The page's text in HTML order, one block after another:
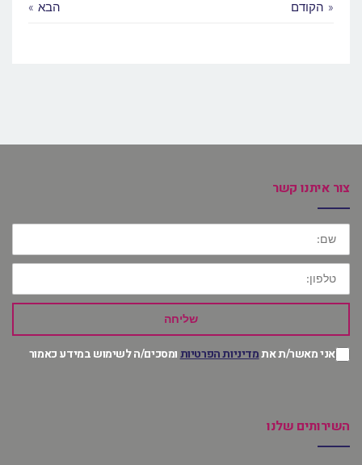
« הקודם הבא »
צור איתנו קשר
שם:
טלפון:
שליחה
אני מאשר/ת אתמדיניות הפרטיותומסכים/ה לשימוש במידע כאמור
השירותים שלנו